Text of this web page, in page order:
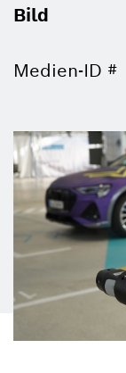
Bild
Medien-ID #